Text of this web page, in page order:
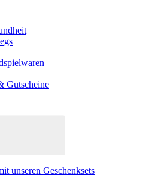
Gutscheine
unseren Geschenksets